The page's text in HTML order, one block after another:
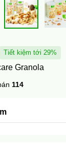
Tiết kiệm tới 29%
Granola
114